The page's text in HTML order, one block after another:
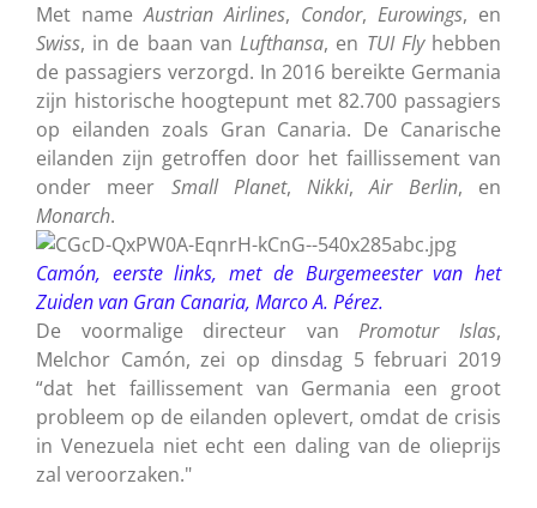
Met nameAustrian Airlines, Condor, Eurowings, en
Swiss, in de baan vanLufthansa, en TUI Flyhebben
de passagiers verzorgd. In 2016 bereikte Germania
zijn historische hoogtepunt met 82.700 passagiers
op eilanden zoals Gran Canaria. De Canarische
eilanden zijn getroffen door het faillissement van
onder meer Small Planet,Nikki,Air Berlin, en
Monarch.
Camón, eerste links, met de Burgemeester van het
Zuiden van Gran Canaria, Marco A. Pérez.
De voormalige directeur vanPromotur Islas,
Melchor Camón, zei op dinsdag 5 februari 2019
“dat het faillissement van Germania een groot
probleem op de eilanden oplevert, omdat de crisis
in Venezuela niet echt een daling van de olieprijs
zal veroorzaken."